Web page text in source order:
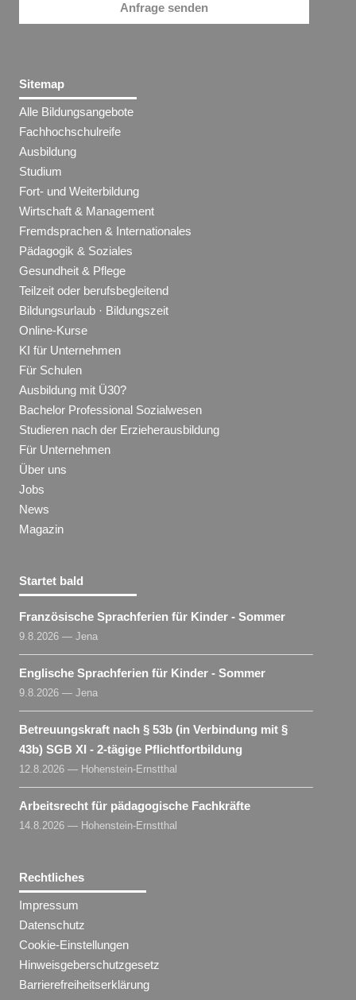
Anfrage senden
Sitemap
Alle Bildungsangebote
Fachhochschulreife
Ausbildung
Studium
Fort- und Weiterbildung
Wirtschaft & Management
Fremdsprachen & Internationales
Pädagogik & Soziales
Gesundheit & Pflege
Teilzeit oder berufsbegleitend
Bildungsurlaub · Bildungszeit
Online-Kurse
KI für Unternehmen
Für Schulen
Ausbildung mit Ü30?
Bachelor Professional Sozialwesen
Studieren nach der Erzieherausbildung
Für Unternehmen
Über uns
Jobs
News
Magazin
Startet bald
Französische Sprachferien für Kinder - Sommer
9.8.2026 — Jena
Englische Sprachferien für Kinder - Sommer
9.8.2026 — Jena
Betreuungskraft nach § 53b (in Verbindung mit §
43b) SGB XI - 2-tägige Pflichtfortbildung
12.8.2026 — Hohenstein-Ernstthal
Arbeitsrecht für pädagogische Fachkräfte
14.8.2026 — Hohenstein-Ernstthal
Rechtliches
Impressum
Datenschutz
Cookie-Einstellungen
Hinweisgeberschutzgesetz
Barrierefreiheitserklärung